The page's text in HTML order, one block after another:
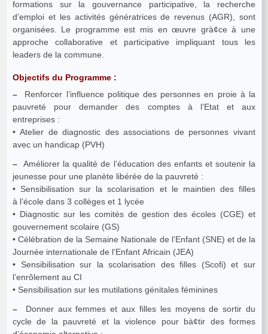
formations sur la gouvernance participative, la recherche
d’emploi et les activités génératrices de revenus (AGR), sont
organisées. Le programme est mis en œuvre grà¢ce à une
approche collaborative et participative impliquant tous les
leaders de la commune.
Objectifs du Programme :
– Renforcer l’influence politique des personnes en proie à la
pauvreté pour demander des comptes à l’Etat et aux
entreprises :
• Atelier de diagnostic des associations de personnes vivant
avec un handicap (PVH)
– Améliorer la qualité de l’éducation des enfants et soutenir la
jeunesse pour une planète libérée de la pauvreté :
• Sensibilisation sur la scolarisation et le maintien des filles
à l’école dans 3 collèges et 1 lycée
• Diagnostic sur les comités de gestion des écoles (CGE) et
gouvernement scolaire (GS)
• Célébration de la Semaine Nationale de l’Enfant (SNE) et de la
Journée internationale de l’Enfant Africain (JEA)
• Sensibilisation sur la scolarisation des filles (Scofi) et sur
l’enrôlement au CI
• Sensibilisation sur les mutilations génitales féminines
– Donner aux femmes et aux filles les moyens de sortir du
cycle de la pauvreté et la violence pour bà¢tir des formes